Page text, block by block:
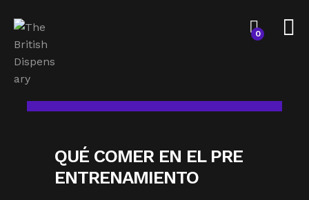
0
QUÉ COMER EN EL PRE
ENTRENAMIENTO